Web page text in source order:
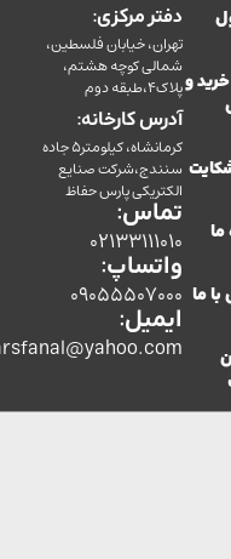
دفتر مرکزی:
تهران، خیابان فلسطین،
شمالی کوچه هشتم،
پلاک4،طبقه دوم
آدرس کارخانه:
کرمانشاه، کیلومتر5 جاده
سنندج،شرکت صنایع
الکتریکی پارس حفاظ
تماس:
02133111010
واتساپ:
09055507000
ایمیل:
co.parsfanal@yahoo.com